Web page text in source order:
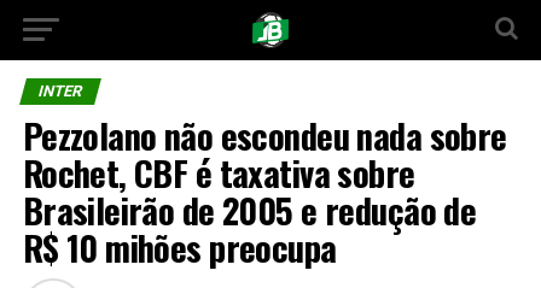
INTER
Pezzolano não escondeu nada sobre
Rochet, CBF é taxativa sobre
Brasileirão de 2005 e redução de
R$ 10 mihões preocupa